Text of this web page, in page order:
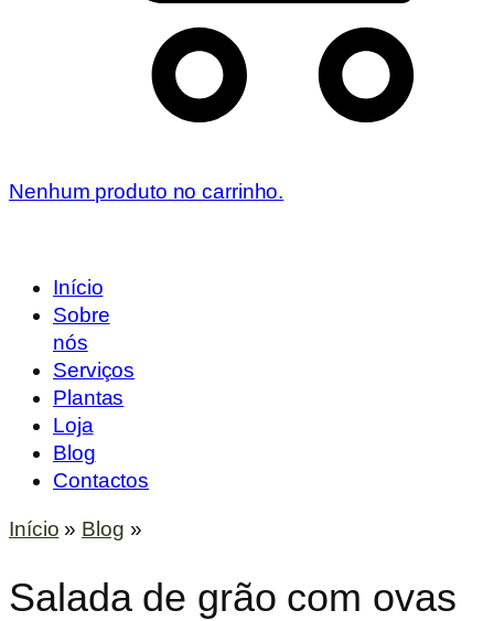
Nenhum produto no carrinho.
Início
Sobre
nós
Serviços
Plantas
Loja
Blog
Contactos
Início » Blog »
Salada de grão com ovas